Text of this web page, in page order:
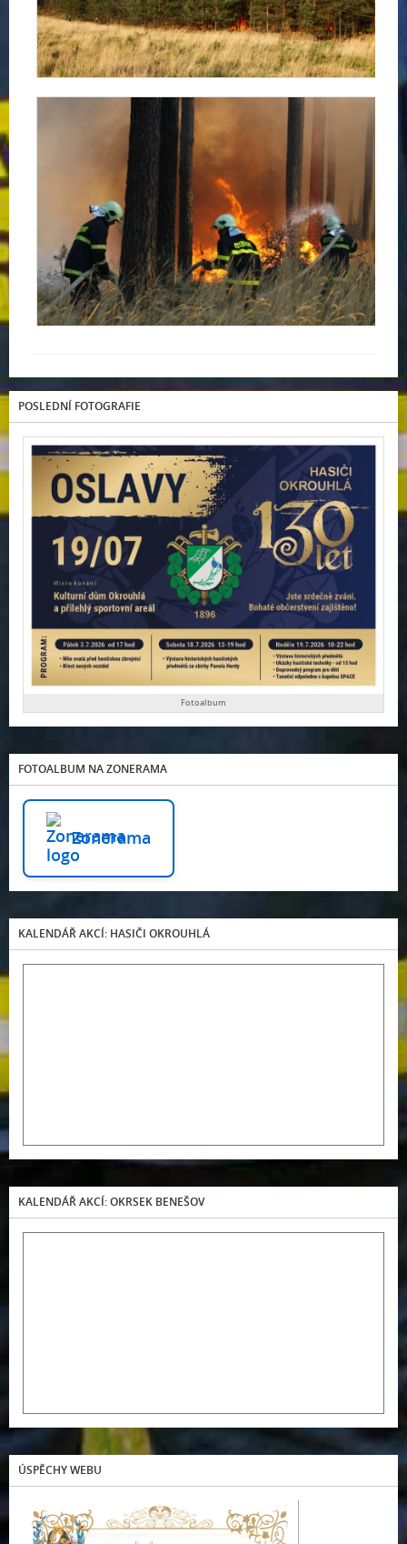
POSLEDNÍ FOTOGRAFIE
Fotoalbum
FOTOALBUM NA ZONERAMA
Zonerama
KALENDÁŘ AKCÍ: HASIČI OKROUHLÁ
KALENDÁŘ AKCÍ: OKRSEK BENEŠOV
ÚSPĚCHY WEBU